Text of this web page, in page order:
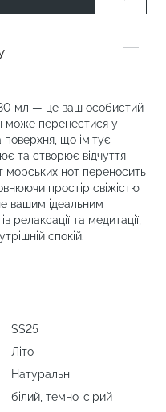
мл — це ваш особистий
може перенестися у
поверхня, що імітує
та створює відчуття
морських нот переносить
простір свіжістю і
вашим ідеальним
релаксації та медитації,
спокій.
SS25
Літо
Натуральні
білий, темно-сірий